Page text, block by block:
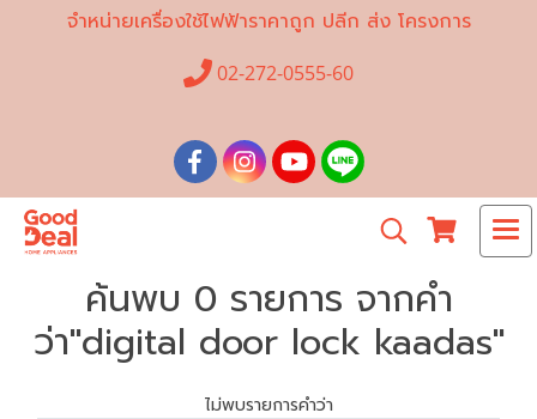
จำหน่ายเครื่องใช้ไฟฟ้าราคาถูก ปลีก ส่ง โครงการ
02-272-0555-60
ค้นพบ 0 รายการ จากคำ
ว่า"digital door lock kaadas"
ไม่พบรายการคำว่า